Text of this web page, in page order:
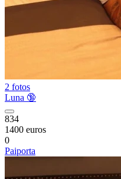
2 fotos
Luna 🔞
834
1400 euros
0
Paiporta